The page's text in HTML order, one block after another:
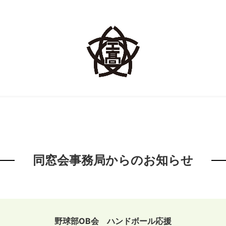
同窓会事務局からのお知らせ
野球部OB会 ハンドボール応援